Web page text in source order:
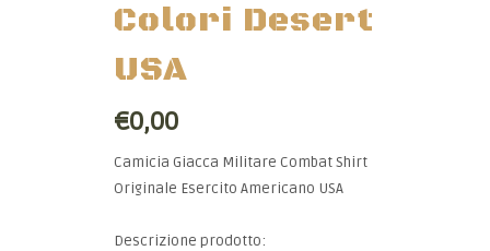
Colori Desert
USA
€0,00
Camicia Giacca Militare Combat Shirt
Originale Esercito Americano USA
Descrizione prodotto: